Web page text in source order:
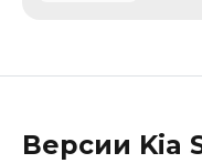
Версии Kia